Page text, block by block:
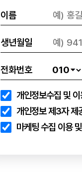
이름
생년월일
전화번호
개인정보수집 및 이
개인정보 제3자 제
마케팅 수집 이용